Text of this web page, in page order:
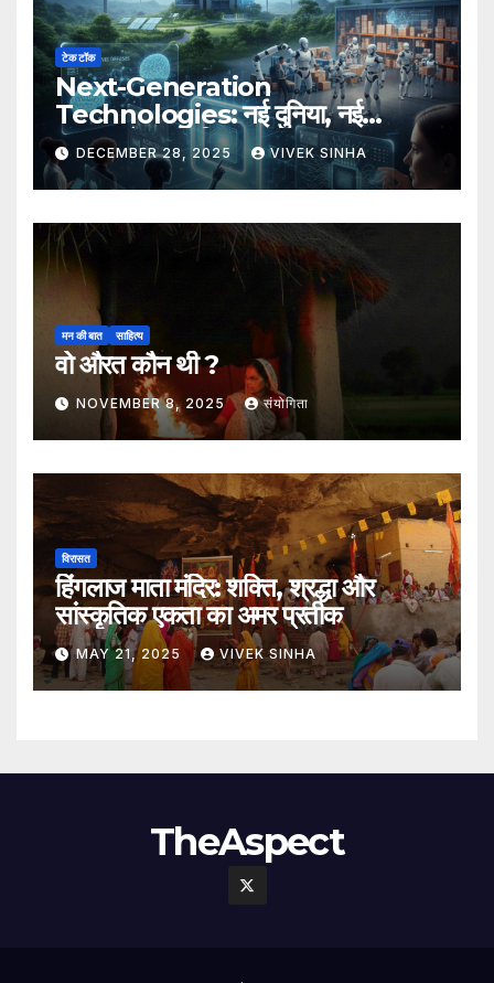
टेक टॉक
Next-Generation
Technologies: नई दुनिया, नई
संभावनाएँ, नया भविष्य
DECEMBER 28, 2025 VIVEK SINHA
मन की बात साहित्य
वो औरत कौन थी ?
NOVEMBER 8, 2025 संयोगिता
विरासत
हिंगलाज माता मंदिर: शक्ति, श्रद्धा और
सांस्कृतिक एकता का अमर प्रतीक
MAY 21, 2025 VIVEK SINHA
TheAspect